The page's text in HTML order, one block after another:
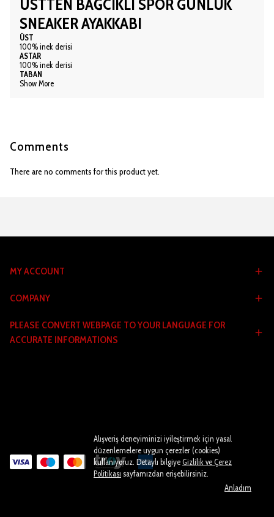
Alışveriş deneyiminizi iyileştirmek için yasal
düzenlemelere uygun çerezler (cookies)
kullanıyoruz. Detaylı bilgiyeGizlilik ve Çerez
Politikası sayfamızdan erişebilirsiniz.
Anladım
ÜSTTEN BAĞCIKLI SPOR GÜNLÜK
SNEAKER AYAKKABI
ÜST
100% inek derisi
ASTAR
100% inek derisi
TABAN
Show More
Comments
There are no comments for this product yet.
MY ACCOUNT
COMPANY
PLEASE CONVERT WEBPAGE TO YOUR LANGUAGE FOR
ACCURATE INFORMATIONS